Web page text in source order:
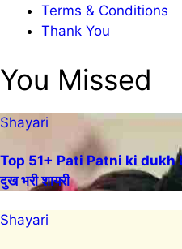
Terms & Conditions
Thank You
You Missed
Shayari
Top 51+ Pati Patni ki dukh
दुख भरी शायरी
Shayari